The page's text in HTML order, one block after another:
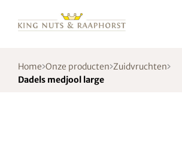
Home Onze producten Zuidvruchten
Dadels medjool large